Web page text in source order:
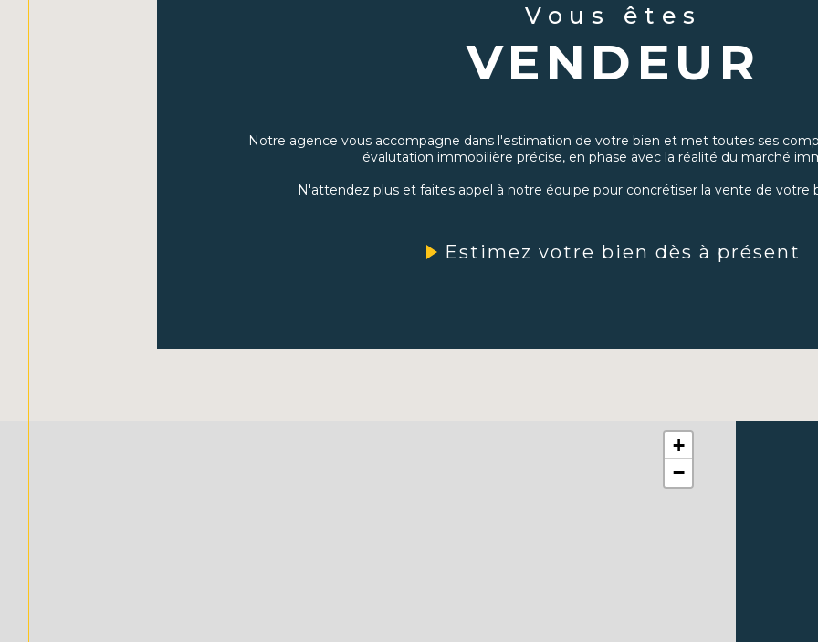
obtenir les
projets immobiliers.
Connaissance
implantation locale,
secteurs d'Ambert,
vous offrir des
service sur mesure,
laissez-nous
réalisation
avec succès.
Vous êtes
VENDEUR
Notre agence vous accompagne dans l'estimation de votre bien et met toutes ses
évalutation immobilière précise, en phase avec la réalité du marché
N'attendez plus et faites appel à notre équipe pour concrétiser la vente de votre
Estimez votre bien dès à présent
+
−